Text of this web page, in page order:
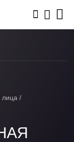
лица /